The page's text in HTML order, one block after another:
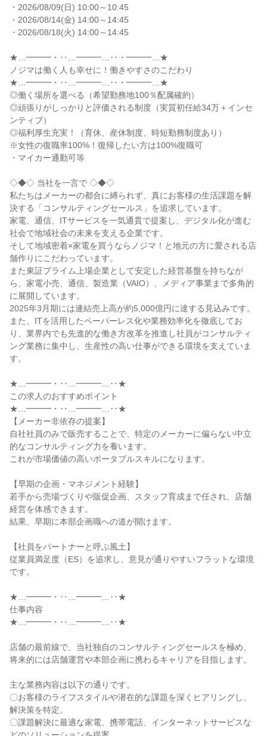
・2026/08/09(日) 10:00～10:45
・2026/08/14(金) 14:00～14:45
・2026/08/18(火) 14:00～14:45
★…━━━・‥…━━━…‥・━━━…★
ノジマは働く人も幸せに！働きやすさのこだわり
★…━━━・‥…━━━…‥・━━━…★
◎働く場所を選べる（希望勤務地100％配属確約）
◎頑張りがしっかりと評価される制度（実質初任給34万＋インセ
ンティブ）
◎福利厚生充実！（育休、産休制度、時短勤務制度あり）
※女性の復職率100%！復帰したい方は100%復職可
・マイカー通勤可等
◇◆◇ 当社を一言で ◇◆◇
私たちはメーカーの都合に縛られず、真にお客様の生活課題を解
決する「コンサルティングセールス」を追求しています。
家電、通信、ITサービスを一気通貫で提案し、デジタル化が進む
社会で地域社会の未来を支える企業です。
そして地域密着×家電を買うならノジマ！と地元の方に愛される店
舗作りにこだわっています。
また東証プライム上場企業として安定した経営基盤を持ちなが
ら、家電小売、通信、製造業（VAIO）、メディア事業まで多角的
に展開しています。
2025年3月期には連結売上高が約5,000億円に達する見込みです。
また、ITを活用したペーパーレス化や業務効率化を徹底してお
り、業界内でも先進的な働き方改革を推進し社員がコンサルティ
ング業務に集中し、生産性の高い仕事ができる環境を支えていま
す。
★…━━━・‥…━━━…‥★
この求人のおすすめポイント
★…━━━・‥…━━━…‥★
【メーカー非依存の提案】
自社社員のみで販売することで、特定のメーカーに偏らない中立
的なコンサルティング力を養います。
これが市場価値の高いポータブルスキルになります。
【早期の企画・マネジメント経験】
若手から売場づくりや販促企画、スタッフ育成まで任され、店舗
経営を体感できます。
結果、早期に本部企画職への道が開けます。
【社員をパートナーと呼ぶ風土】
従業員満足度（ES）を追求し、意見が通りやすいフラットな環境
です。
★…━━━・‥…━━━…‥★
仕事内容
★…━━━・‥…━━━…‥★
店舗の最前線で、当社独自のコンサルティングセールスを極め、
将来的には店舗運営や本部企画に携わるキャリアを目指します。
主な業務内容は以下の通りです。
〇お客様のライフスタイルや潜在的な課題を深くヒアリングし、
解決策を特定。
〇課題解決に最適な家電、携帯電話、インターネットサービスな